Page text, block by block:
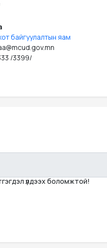
байгуулалтын яам
/3399/
үлдээх боломжтой!